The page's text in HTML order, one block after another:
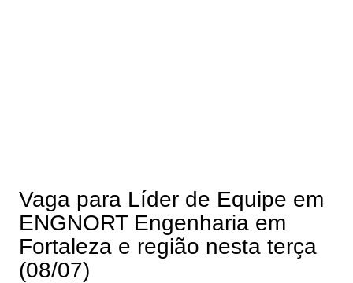
Vaga para Líder de Equipe em
ENGNORT Engenharia em
Fortaleza e região nesta terça
(08/07)